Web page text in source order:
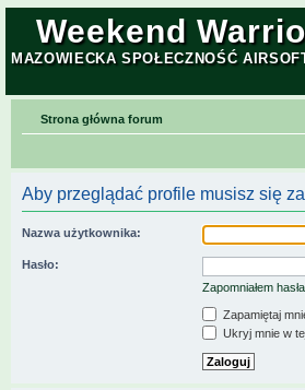
Weekend
MAZOWIECKA SPOŁECZNOŚĆ
Strona główna forum
Aby przeglądać profile musisz się
Nazwa użytkownika:
Hasło:
Zapomniałem hasła
Zapamiętaj
Ukryj mnie w